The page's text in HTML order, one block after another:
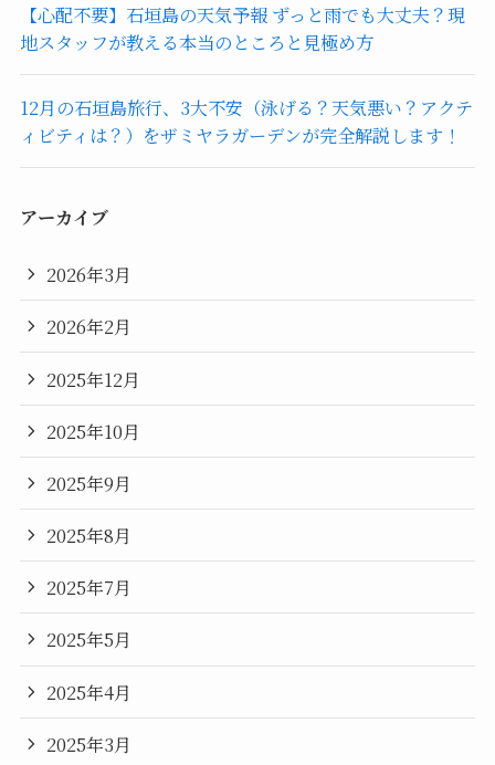
【心配不要】石垣島の天気予報 ずっと雨でも大丈夫？現
地スタッフが教える本当のところと見極め方
12月の石垣島旅行、3大不安（泳げる？天気悪い？アクテ
ィビティは？）をザミヤラガーデンが完全解説します！
アーカイブ
2026年3月
2026年2月
2025年12月
2025年10月
2025年9月
2025年8月
2025年7月
2025年5月
2025年4月
2025年3月